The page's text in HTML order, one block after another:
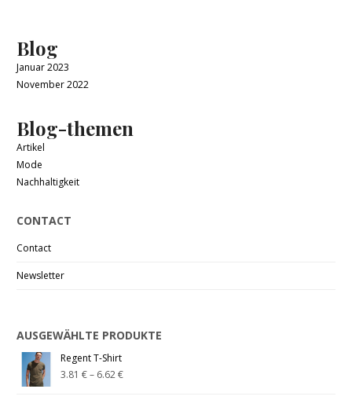
Blog
Januar 2023
November 2022
Blog-themen
Artikel
Mode
Nachhaltigkeit
CONTACT
Contact
Newsletter
AUSGEWÄHLTE PRODUKTE
Regent T-Shirt
3.81€– 6.62€